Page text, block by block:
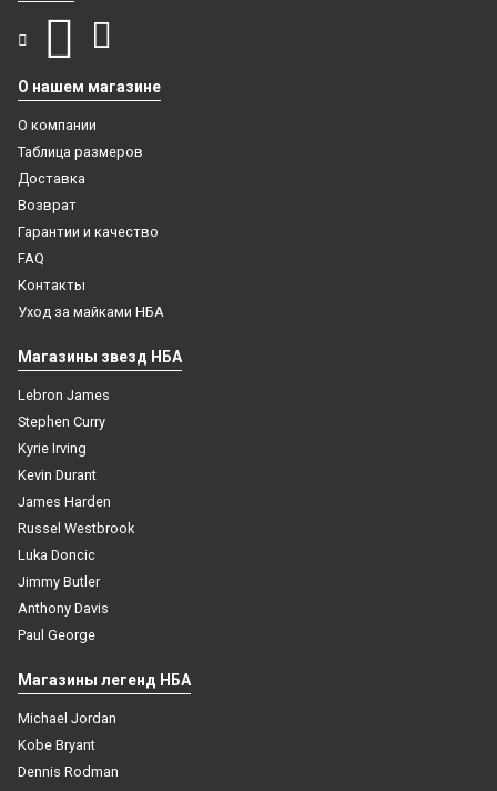
О нашем магазине
О компании
Таблица размеров
Доставка
Возврат
Гарантии и качество
FAQ
Контакты
Уход за майками НБА
Магазины звезд НБА
Lebron James
Stephen Curry
Kyrie Irving
Kevin Durant
James Harden
Russel Westbrook
Luka Doncic
Jimmy Butler
Anthony Davis
Paul George
Магазины легенд НБА
Michael Jordan
Kobe Bryant
Dennis Rodman